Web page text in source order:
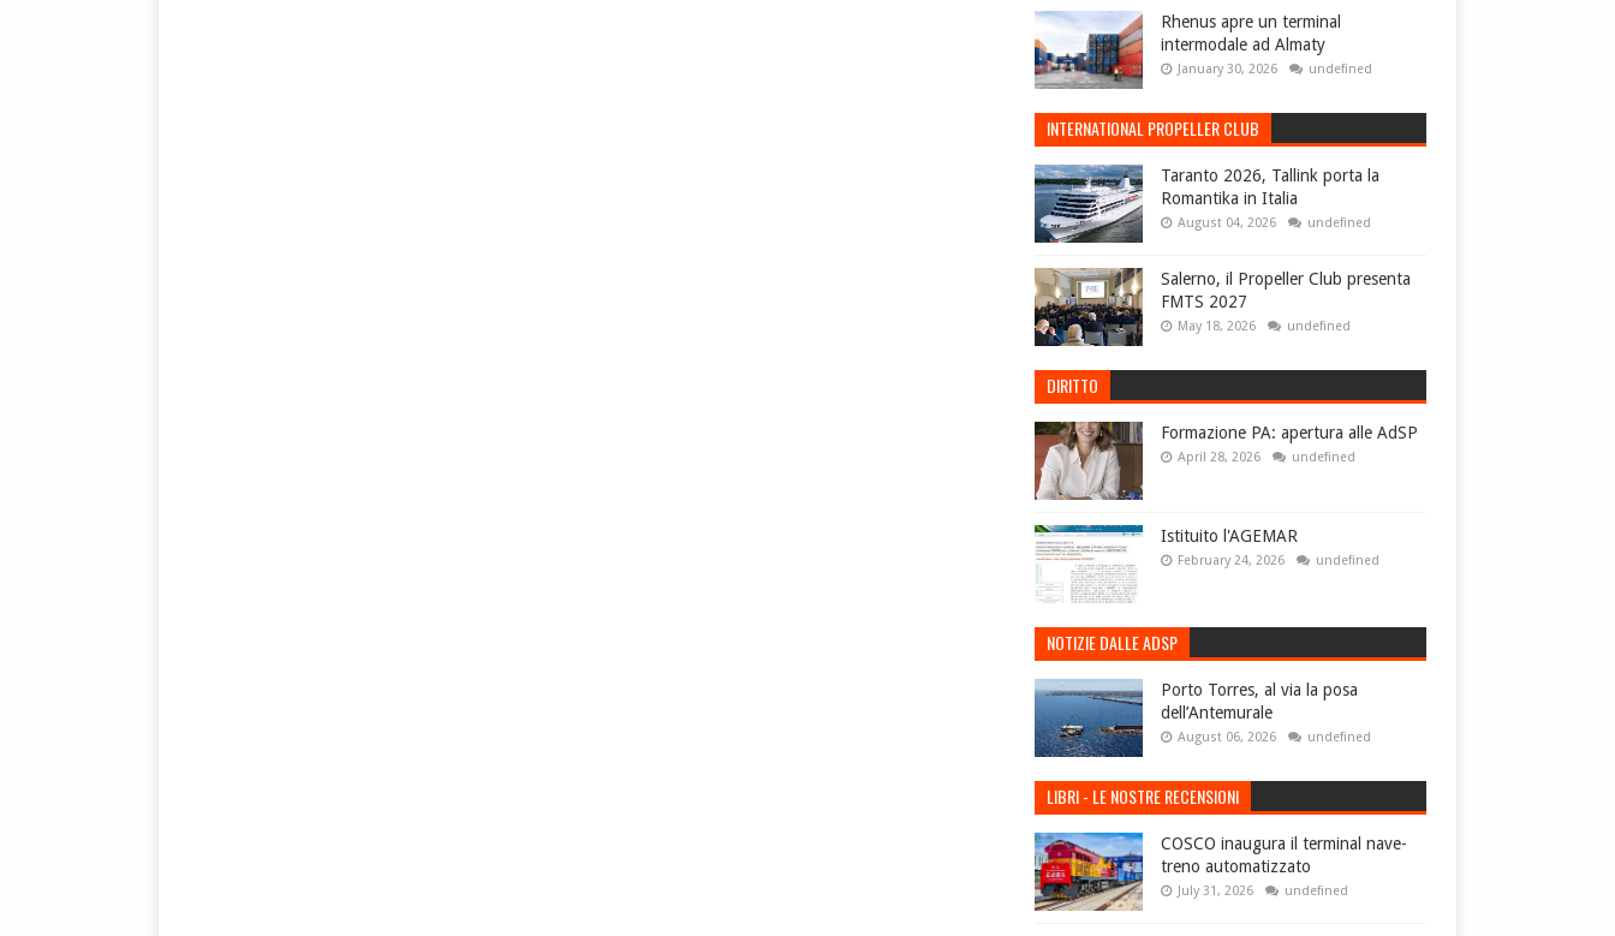
Rhenus apre un terminal
intermodale ad Almaty
January 30, 2026 undefined
INTERNATIONAL PROPELLER CLUB
Taranto 2026, Tallink porta la
Romantika in Italia
August 04, 2026 undefined
Salerno, il Propeller Club presenta
FMTS 2027
May 18, 2026 undefined
DIRITTO
Formazione PA: apertura alle AdSP
April 28, 2026 undefined
Istituito l'AGEMAR
February 24, 2026 undefined
NOTIZIE DALLE ADSP
Porto Torres, al via la posa
dell’Antemurale
August 06, 2026 undefined
LIBRI - LE NOSTRE RECENSIONI
COSCO inaugura il terminal nave-
treno automatizzato
July 31, 2026 undefined